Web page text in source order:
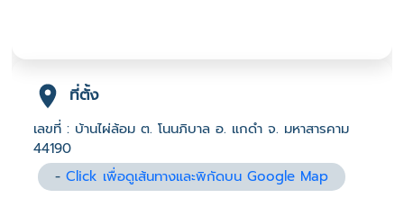
ที่ตั้ง
เลขที่ : บ้านไผ่ล้อม ต. โนนภิบาล อ. แกดำ จ. มหาสารคาม
44190
-Click เพื่อดูเส้นทางและพิกัดบน Google Map